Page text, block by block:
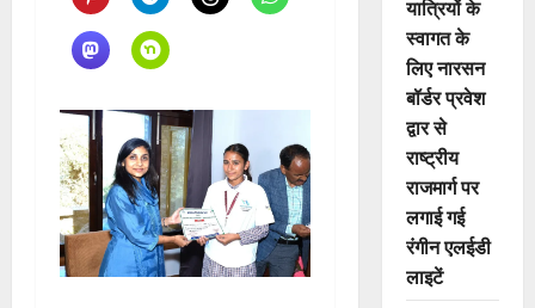
यात्रियों के
स्वागत के
लिए नारसन
बॉर्डर प्रवेश
द्वार से
राष्ट्रीय
राजमार्ग पर
लगाई गई
रंगीन एलईडी
लाइटें